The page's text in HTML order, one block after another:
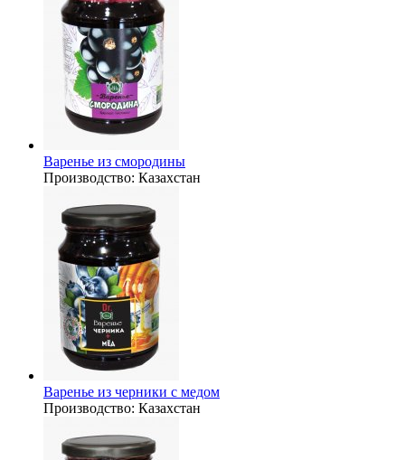
Варенье из смородины
Производство: Казахстан
Варенье из черники с медом
Производство: Казахстан